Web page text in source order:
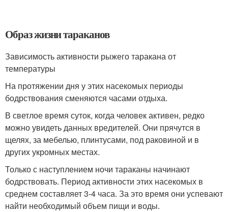
Образ жизни тараканов
Зависимость активности рыжего таракана от
температуры
На протяжении дня у этих насекомых периоды
бодрствования сменяются часами отдыха.
В светлое время суток, когда человек активен, редко
можно увидеть данных вредителей. Они прячутся в
щелях, за мебелью, плинтусами, под раковиной и в
других укромных местах.
Только с наступлением ночи тараканы начинают
бодрствовать. Период активности этих насекомых в
среднем составляет 3-4 часа. За это время они успевают
найти необходимый объем пищи и воды.